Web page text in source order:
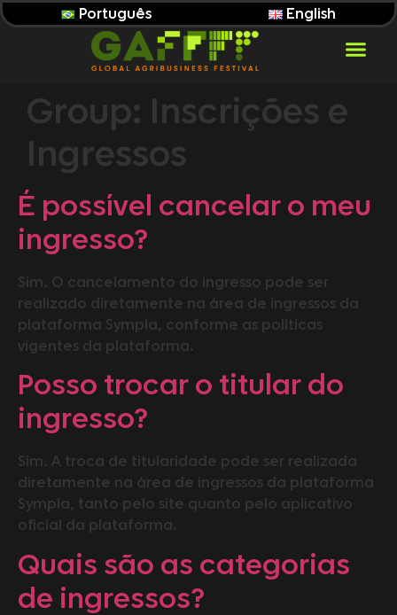
Português English
Group:
Inscrições e
Ingressos
É possível cancelar o meu
ingresso?
Sim. O cancelamento do ingresso pode ser
realizado diretamente na área de ingressos da
plataforma Sympla, conforme as políticas
vigentes da plataforma.
Posso trocar o titular do
ingresso?
Sim. A troca de titularidade pode ser realizada
diretamente na área de ingressos da plataforma
Sympla, tanto pelo site quanto pelo aplicativo
oficial da plataforma.
Quais são as categorias
de ingressos?